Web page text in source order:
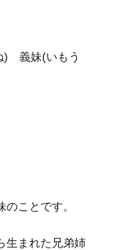
) 義妹(いもう
ことです。
生まれた兄弟姉